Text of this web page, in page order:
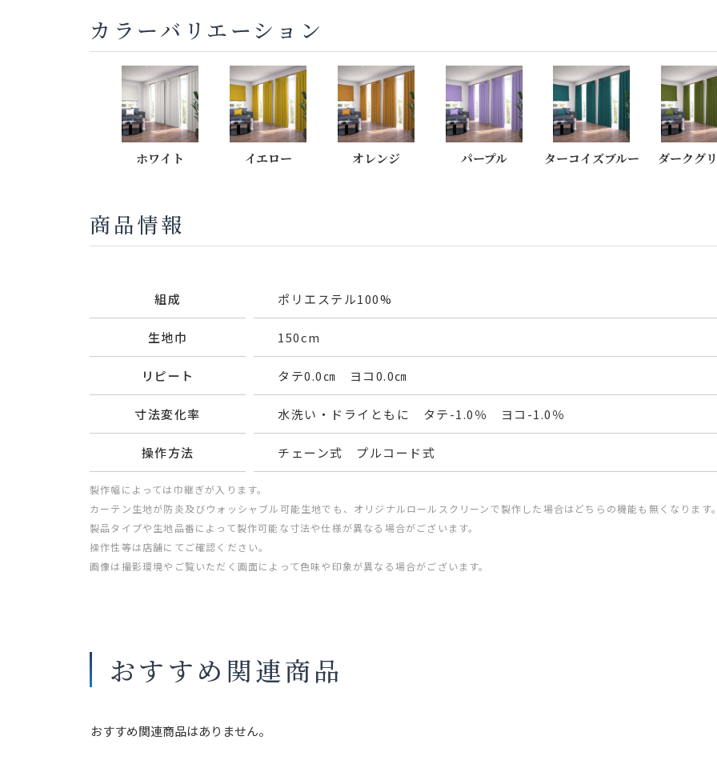
カラーバリエーション
ホワイト イエロー オレンジ パープル ターコイズブルー ダークグ
商品情報
組成 ポリエステル100%
生地巾 150cm
リピート タテ0.0㎝ ヨコ0.0㎝
寸法変化率 水洗い・ドライともに タテ-1.0％ ヨコ-1.0％
操作方法 チェーン式 プルコード式
製作幅によっては巾継ぎが入ります。
カーテン生地が防炎及びウォッシャブル可能生地でも、オリジナルロールスクリーンで製作した場合はどちらの機能も無くなります
製品タイプや生地品番によって製作可能な寸法や仕様が異なる場合がございます。
操作性等は店舗にてご確認ください。
画像は撮影環境やご覧いただく画面によって色味や印象が異なる場合がございます。
おすすめ関連商品
おすすめ関連商品はありません。